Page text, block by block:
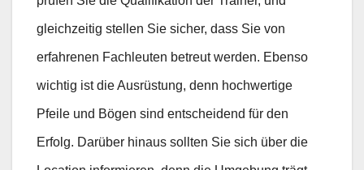
gleichzeitig stellen Sie sicher, dass Sie von
erfahrenen Fachleuten betreut werden. Ebenso
wichtig ist die Ausrüstung, denn hochwertige
Pfeile und Bögen sind entscheidend für den
Erfolg. Darüber hinaus sollten Sie sich über die